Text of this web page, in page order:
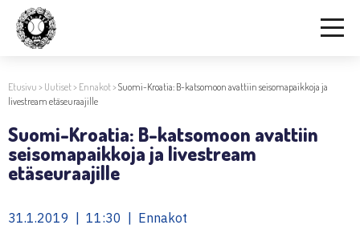
Etusivu > Uutiset> Ennakot>Suomi-Kroatia: B-katsomoon avattiin seisomapaikkoja ja
livestream etäseuraajille
Suomi-Kroatia: B-katsomoon avattiin
seisomapaikkoja ja livestream
etäseuraajille
31.1.2019 | 11:30 | Ennakot